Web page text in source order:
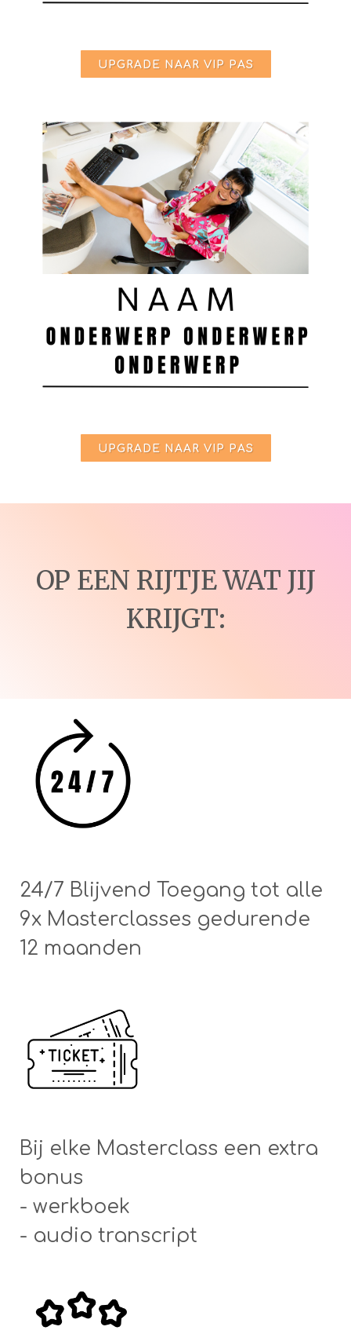
UPGRADE NAAR VIP PAS
UPGRADE NAAR VIP PAS
OP EEN RIJTJE WAT JIJ
KRIJGT:
24/7 Blijvend Toegang tot alle
9x Masterclasses gedurende
12 maanden
Bij elke Masterclass een extra
bonus
- werkboek
- audio transcript